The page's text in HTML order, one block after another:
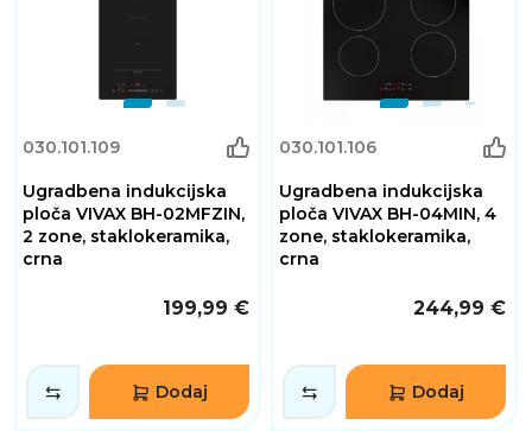
030.101.109
Ugradbena indukcijska
ploča VIVAX BH-02MFZIN,
2 zone, staklokeramika,
crna
199,99 €
Dodaj
030.101.106
Ugradbena indukcijska
ploča VIVAX BH-04MIN, 4
zone, staklokeramika,
crna
244,99 €
Dodaj